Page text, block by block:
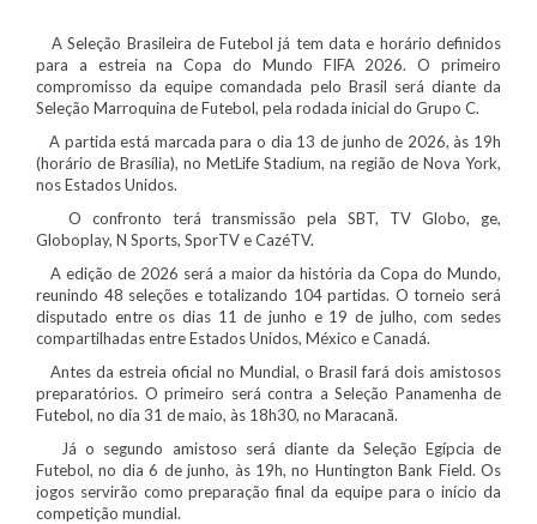
A Seleção Brasileira de Futebol já tem data e horário definidos
para a estreia na Copa do Mundo FIFA 2026. O primeiro
compromisso da equipe comandada pelo Brasil será diante da
Seleção Marroquina de Futebol, pela rodada inicial do Grupo C.
A partida está marcada para o dia 13 de junho de 2026, às 19h
(horário de Brasília), no MetLife Stadium, na região de Nova York,
nos Estados Unidos.
O confronto terá transmissão pela SBT, TV Globo, ge,
Globoplay, N Sports, SporTV e CazéTV.
A edição de 2026 será a maior da história da Copa do Mundo,
reunindo 48 seleções e totalizando 104 partidas. O torneio será
disputado entre os dias 11 de junho e 19 de julho, com sedes
compartilhadas entre Estados Unidos, México e Canadá.
Antes da estreia oficial no Mundial, o Brasil fará dois amistosos
preparatórios. O primeiro será contra a Seleção Panamenha de
Futebol, no dia 31 de maio, às 18h30, no Maracanã.
Já o segundo amistoso será diante da Seleção Egípcia de
Futebol, no dia 6 de junho, às 19h, no Huntington Bank Field. Os
jogos servirão como preparação final da equipe para o início da
competição mundial.